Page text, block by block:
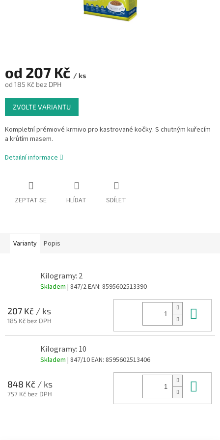
od 207 Kč / ks
od 185 Kč bez DPH
Měrná
cena:
ZVOLTE VARIANTU
Kompletní prémiové krmivo pro kastrované kočky. S chutným kuřecím
a krůtím masem.
Detailní informace
ZEPTAT SE HLÍDAT SDÍLET
Varianty Popis
Kilogramy: 2
Skladem | 847/2EAN: 8595602513390
207 Kč / ks
185 Kč bez DPH
Kilogramy: 10
Skladem | 847/10EAN: 8595602513406
848 Kč / ks
757 Kč bez DPH